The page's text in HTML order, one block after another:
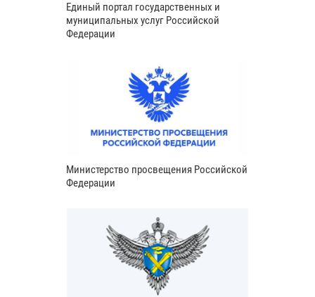
Единый портал государственных и
муниципальных услуг Российской
Федерации
Министерство просвещения Российской
Федерации